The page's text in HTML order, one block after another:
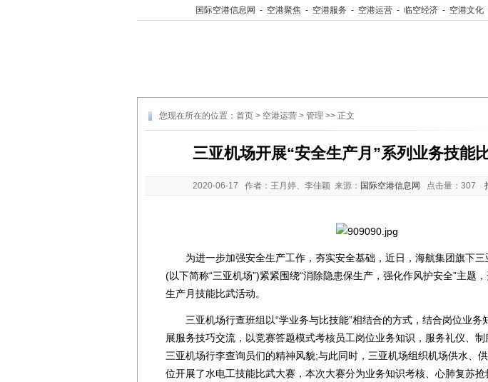
国际空港信息网 - 空港聚焦 - 空港服务 - 空港运营 - 临空经济 - 空港文化
您现在所在的位置： 首页 > 空港运营 > 管理 >> 正文
三亚机场开展“安全生产月”系列业务技能
2020-06-17 作者：王月婷、李佳颖 来源： 国际空港信息网 点击量： 307
为进一步加强安全生产工作，夯实安全基础，近日，海航集团旗下三
(以下简称“三亚机场”)紧紧围绕“消除隐患保生产，强化作风护安全”主题
生产月技能比武活动。
三亚机场行查班组以“学业务与比技能”相结合的方式，结合岗位业务
展服务技巧交流，以竞赛答题模式考核员工岗位业务知识，服务礼仪、
三亚机场行李查询员们的精神风貌;与此同时，三亚机场组织机场供水、
位开展了水电工技能比武大赛，本次大赛分为业务知识考核、心肺复苏抢